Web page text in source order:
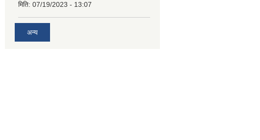
मिति: 07/19/2023 - 13:07
अन्य